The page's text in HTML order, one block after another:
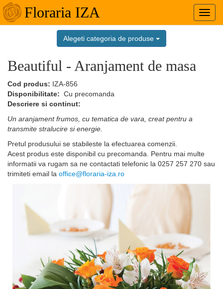
Floraria IZA
Alegeti categoria de produse
Beautiful - Aranjament de masa
Cod produs: IZA-856
Disponibilitate: Cu precomanda
Descriere si continut:
Un aranjament frumos, cu tematica de vara, creat pentru a
transmite stralucire si energie.
Pretul produsului se stabileste la efectuarea comenzii.
Acest produs este disponibil cu precomanda. Pentru mai multe
informatii va rugam sa ne contactati telefonic la 0257 257 270 sau
trimiteti email la office@floraria-iza.ro